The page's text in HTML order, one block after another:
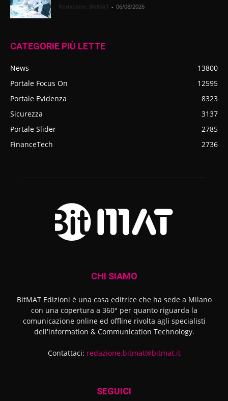
- 06/08/2026
CATEGORIE PIÙ LETTE
News
13800
Portale Focus On
12595
Portale Evidenza
8323
Sicurezza
3137
Portale Slider
2785
FinanceTech
2736
CHI SIAMO
BitMAT Edizioni è una casa editrice che ha sede a Milano
con una copertura a 360° per quanto riguarda la
comunicazione online ed offline rivolta agli specialisti
dell'lnformation & Communication Technology.
Contattaci: redazione.bitmat@bitmat.it
SEGUICI